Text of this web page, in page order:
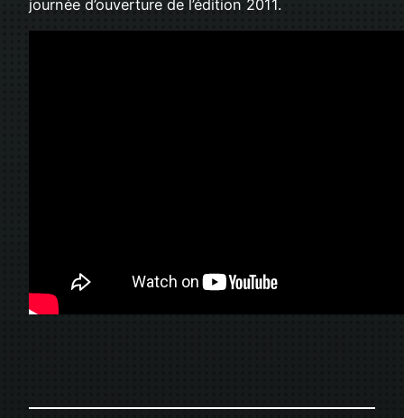
journée d’ouverture de l’édition 2011.